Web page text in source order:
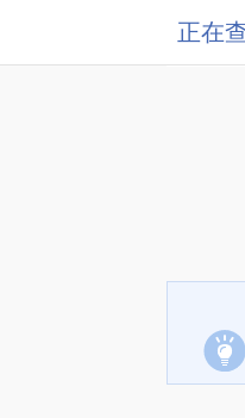
正在